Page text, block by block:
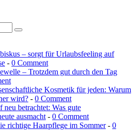
– sorgt für Urlaubsfeeling auf
- 0 Comment
– Trotzdem gut durch den Tag
Kosmetik für jeden: Warum
wird? - 0 Comment
neu betrachtet: Was gute
ausmacht - 0 Comment
richtige Haarpflege im Sommer- 0